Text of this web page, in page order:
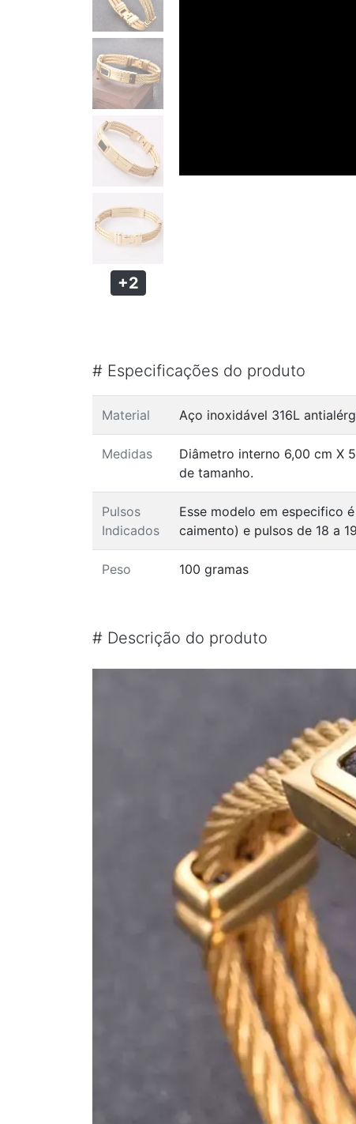
PULSEIRA MAGNÉTICA
PULSEIRA DE SILICONE MASCULINA
KIT PULSEIRA MASCULINA
ANÉIS MASCULINOS
ANÉIS DE AÇO
ANÉIS DE TUGSTÊNIO
ANÉIS MAGNÉTICOS DE COBRE
+2
# Especificações do produto
Material Aço inoxidável 316L
Medidas
Diâmetro interno 6,00 cm X
de tamanho.
Pulsos
Indicados
Esse modelo em especifico
caimento) e pulsos de 18 a
Peso 100 gramas
# Descrição do produto